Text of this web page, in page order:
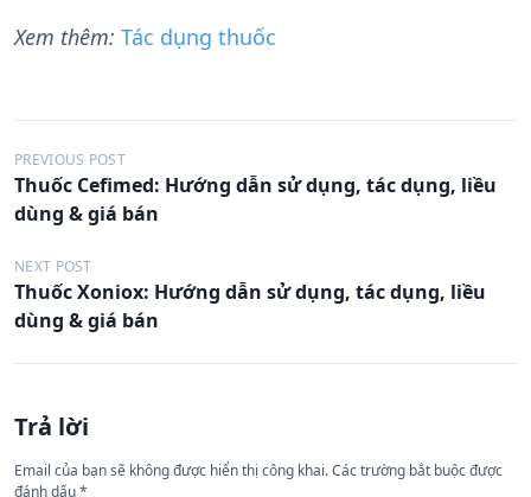
Xem thêm: Tác dụng thuốc
Đ
i
u
h
n
b
PREVIOUS POST
Thuốc Cefimed: Hướng dẫn sử dụng, tác dụng, liều
dùng & giá bán
NEXT POST
Thuốc Xoniox: Hướng dẫn sử dụng, tác dụng, liều
dùng & giá bán
Trả lời
Email của bạn sẽ không được hiển thị công khai.Các trường bắt buộc được
đánh dấu*